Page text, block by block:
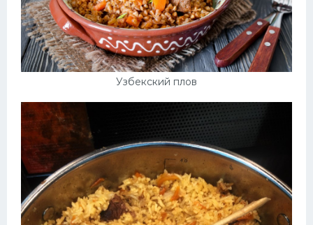
Узбекский плов